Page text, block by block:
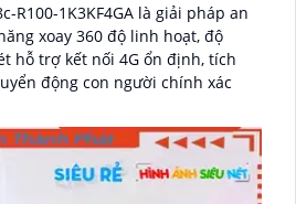
R100-1K3KF4GA là giải pháp an
xoay 360 độ linh hoạt, độ
hỗ trợ kết nối 4G ổn định, tích
động con người chính xác